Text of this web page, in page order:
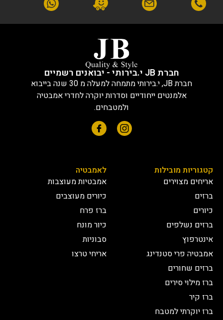
חברת JB י.בירותי - יבואנים רשמיים
חברת JB, י.בירותי מתמחה למעלה מ 30 שנה בייבוא
אלמנטים ייחודיים וסדרות יוקרה לחדרי אמבטיה
ולמטבחים.
קטגוריות מובילות
אריחים מצוירים
ברזים
כיורים
ברזים נשלפים
אינטרפוץ
אמבטיה פרי סטנדינג
ברזים שחורים
ברז מילוי סירים
ברז קיר
ברז יוקרתי למטבח
לאמבטיה
אמבטיות מעוצבות
כיורים מעוצבים
ברז פרח
כיור מונח
סבוניות
אריחי טרצו